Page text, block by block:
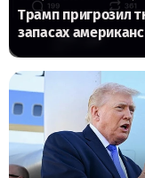
Трамп пригрозил
запасах